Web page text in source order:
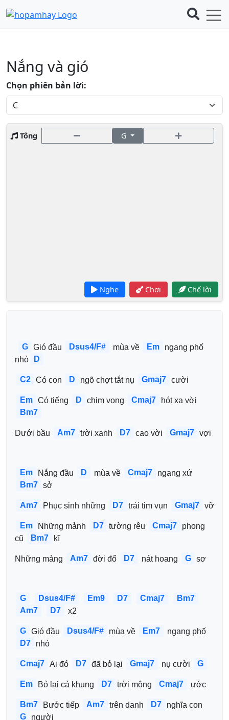
Nắng và gió
Chọn phiên bản lời:
Tông G
Nghe Chơi Chế lời
G Gió đầu Dsus4/F# mùa về Em
ngang phố
nhỏ
D
C2 Có con D ngõ chợt tắt nụ Gmaj7 cười
Em Có tiếng D chim vọng Cmaj7
hót xa vời
Bm7
Dưới bầu Am7 trời xanh D7 cao vời Gmaj7 vợi
Em Nắng đầu D mùa về Cmaj7
ngang xứ
Bm7 sở
Am7 Phục sinh những D7 trái tim vụn Gmaj7 vỡ
Em Những mảnh D7 tường rêu Cmaj7
phong
cũ
Bm7 kĩ
Những mảng Am7 đời đổ D7 nát hoang G sơ
G Dsus4/F# Em9 D7 Cmaj7
Bm7
Am7
D7 x2
G Gió đầu Dsus4/F# mùa về Em7
ngang phố
D7
nhỏ
Cmaj7 Ai đó D7 đã bỏ lại Gmaj7 nụ cười G
Em Bỏ lại cả khung D7 trời mộng Cmaj7 ước
Bm7 Bước tiếp Am7 trên danh D7
nghĩa con
G
người